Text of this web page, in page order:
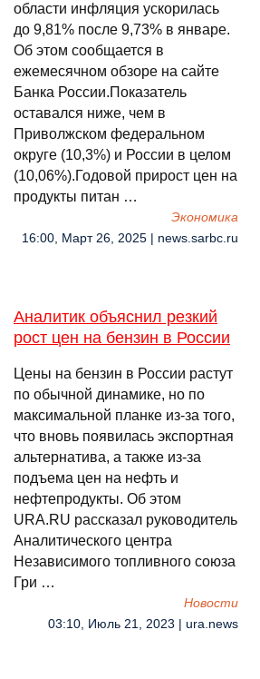
области инфляция ускорилась
до 9,81% после 9,73% в январе.
Об этом сообщается в
ежемесячном обзоре на сайте
Банка России.Показатель
оставался ниже, чем в
Приволжском федеральном
округе (10,3%) и России в целом
(10,06%).Годовой прирост цен на
продукты питан …
Экономика
16:00, Март 26, 2025 | news.sarbc.ru
Аналитик объяснил резкий
рост цен на бензин в России
Цены на бензин в России растут
по обычной динамике, но по
максимальной планке из-за того,
что вновь появилась экспортная
альтернатива, а также из-за
подъема цен на нефть и
нефтепродукты. Об этом
URA.RU рассказал руководитель
Аналитического центра
Независимого топливного союза
Гри …
Новости
03:10, Июль 21, 2023 | ura.news